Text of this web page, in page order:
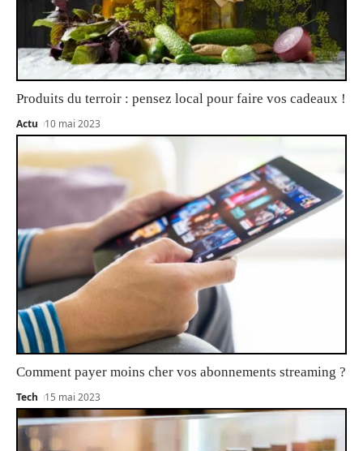
Produits du terroir : pensez local pour faire vos cadeaux !
Actu 10 mai 2023
Comment payer moins cher vos abonnements streaming ?
Tech 15 mai 2023